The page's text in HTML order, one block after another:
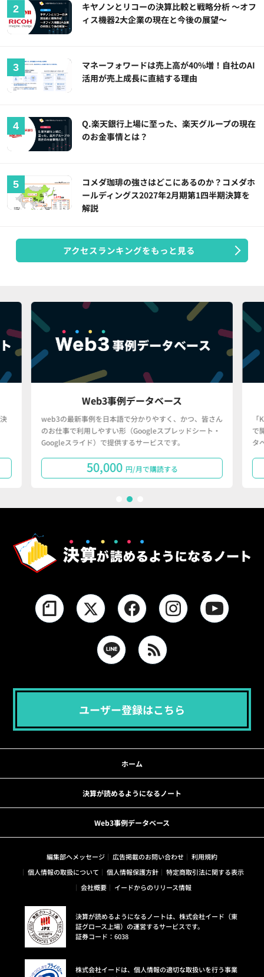
キヤノンとリコーの決算比較と戦略分析 ～オフ
ィス機器2大企業の現在と今後の展望～
マネーフォワードは売上高が40%増！自社のAI
活用が売上成長に直結する理由
Q.楽天銀行上場に至った、楽天グループの現在
のお金事情とは？
コメダ珈琲の強さはどこにあるのか？コメダホ
ールディングス2027年2月期第1四半期決算を
解説
アクセスランキングをもっと見る
Web3事例データベース
web3の最新事例を日本語で分かりやすく、かつ、皆さん
のお仕事で利用しやすい形（Googleスプレッドシート・
Googleスライド）で提供するサービスです。
50,000 円/月で購読する
で
タ
ユーザー登録はこちら
ホーム
決算が読めるようになるノート
Web3事例データベース
編集部へメッセージ 広告掲載のお問い合わせ
利用規約
個人情報の取扱について
個人情報保護方針
特定商取引法に関する表示
会社概要
イードからのリリース情報
決算が読めるようになるノートは、株式会社イード（東
証グロース上場）の運営するサービスです。
証券コード：6038
株式会社イードは、個人情報の適切な取扱いを行う事業